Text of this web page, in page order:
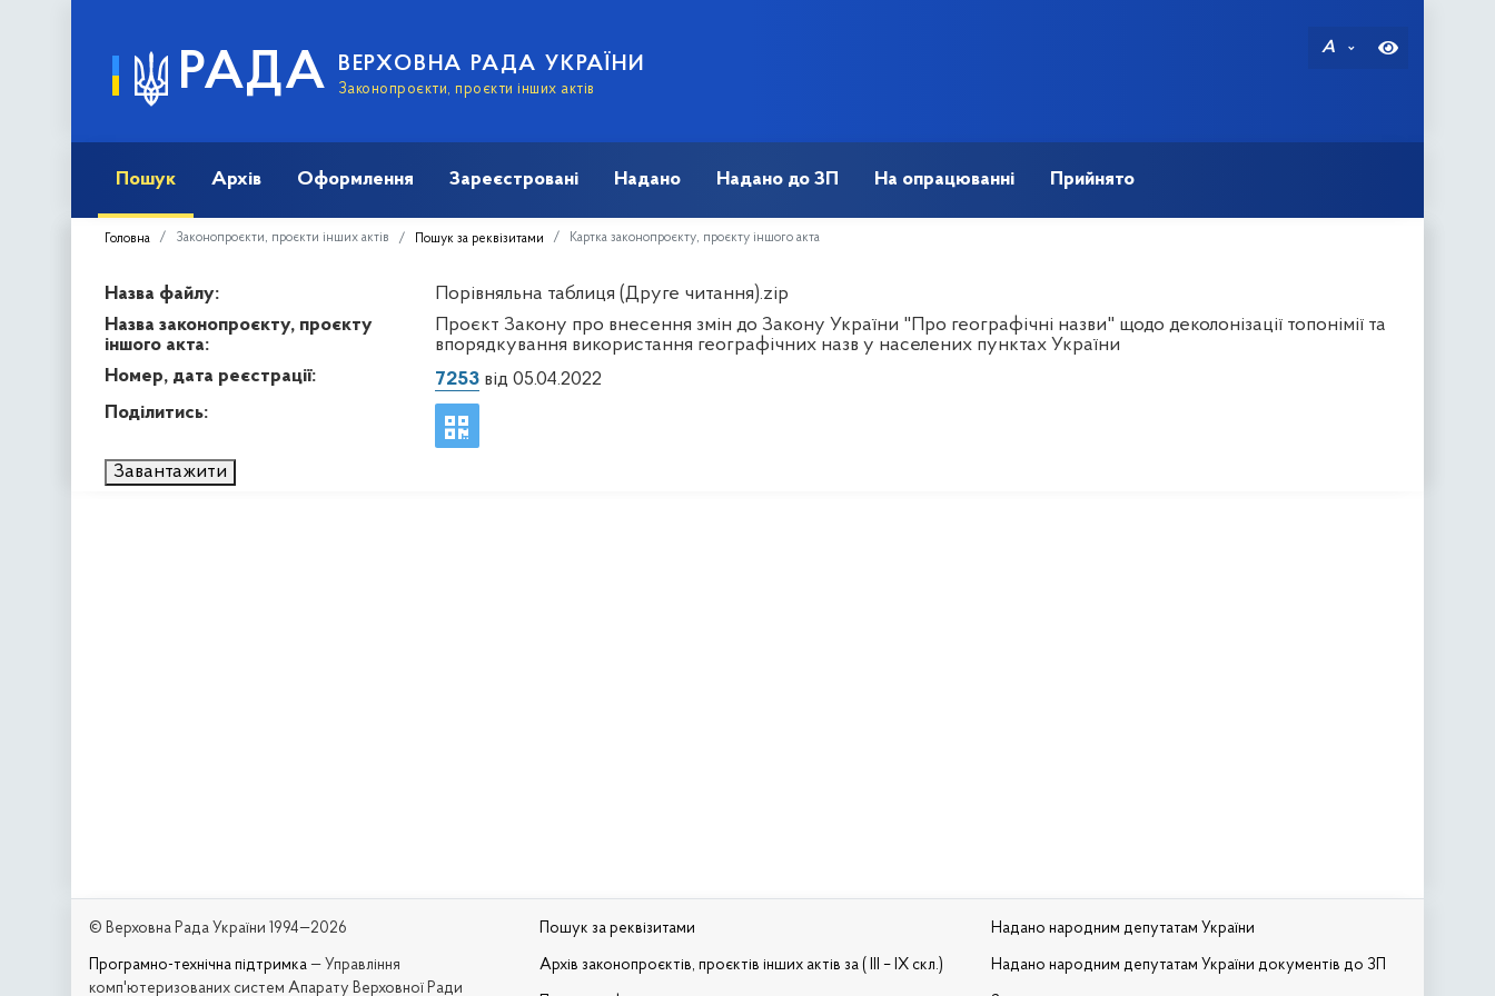
РАДА ВЕРХОВНА РАДА УКРАЇНИ
Законопроєкти, проєкти інших актів
A
Пошук Архів Оформлення Зареєстровані Надано Надано до ЗП На опрацюванні Прийнято
Головна Законопроєкти, проєкти інших актів Пошук за реквізитами Картка законопроєкту, проєкту іншого акта
Назва файлу:
Порівняльна таблиця (Друге читання).zip
Назва законопроєкту, проєкту
іншого акта:
Проєкт Закону про внесення змін до Закону України "Про географічні назви" щодо деколонізації топонімії та
впорядкування використання географічних назв у населених пунктах України
Номер, дата реєстрації:
7253від 05.04.2022
Поділитись:
Завантажити
© Верховна Рада України 1994—2026
Програмно-технічна підтримка — Управління
комп'ютеризованих систем Апарату Верховної Ради
Пошук за реквізитами
Архів законопроєктів, проєктів інших актів за ( III – IX скл.)
Надано народним депутатам України
Надано народним депутатам України документів до ЗП